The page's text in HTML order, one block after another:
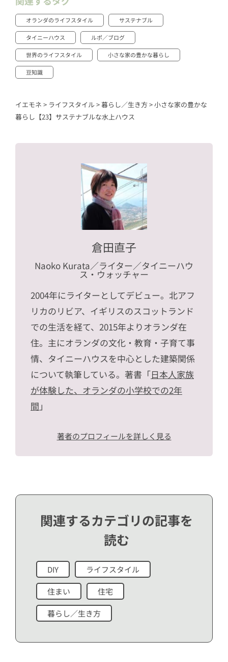
オランダのライフスタイル サステナブル
タイニーハウス ルポ／ブログ
世界のライフスタイル 小さな家の豊かな暮らし
豆知識
イエモネ > ライフスタイル>暮らし／生き方>小さな家の豊かな
暮らし【23】サステナブルな水上ハウス
倉田直子
Naoko Kurata／ライター／タイニーハウ
ス・ウォッチャー
2004年にライターとしてデビュー。北アフ
リカのリビア、イギリスのスコットランド
での生活を経て、2015年よりオランダ在
住。主にオランダの文化・教育・子育て事
情、タイニーハウスを中心とした建築関係
について執筆している。著書「日本人家族
が体験した、オランダの小学校での2年
間 」
著者のプロフィールを詳しく見る
関連するカテゴリの記事を
読む
DIY ライフスタイル
住まい 住宅
暮らし／生き方